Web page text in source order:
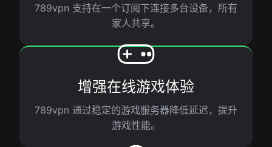
789vpn 支持在一个订阅下连接多台设备，所有
家人共享。
增强在线游戏体验
789vpn 通过稳定的游戏服务器降低延迟，提升
游戏性能。